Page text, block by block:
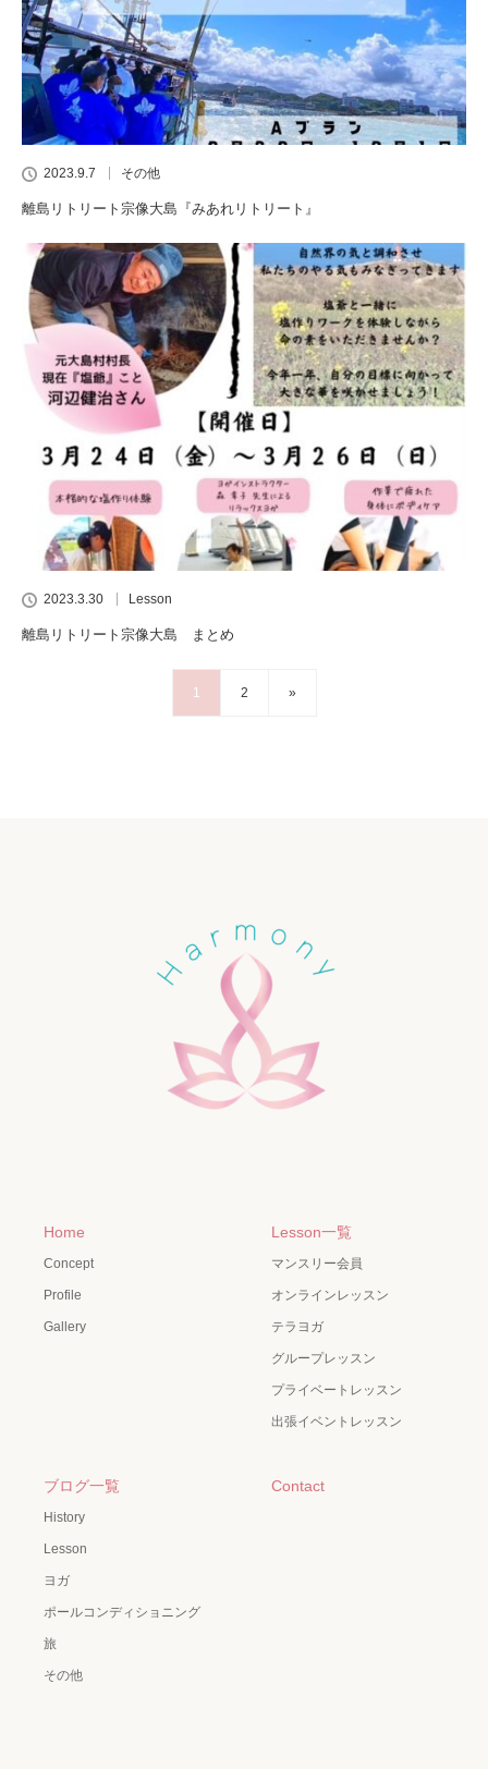
2023.9.7 その他
離島リトリート宗像大島『みあれリトリート』
2023.3.30 Lesson
離島リトリート宗像大島 まとめ
1 2 »
Home
Concept
Profile
Gallery
Lesson一覧
マンスリー会員
オンラインレッスン
テラヨガ
グループレッスン
プライベートレッスン
出張イベントレッスン
ブログ一覧
History
Lesson
ヨガ
ポールコンディショニング
旅
その他
Contact